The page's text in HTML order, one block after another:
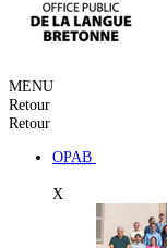
MENU
Retour
Retour
OPAB
X